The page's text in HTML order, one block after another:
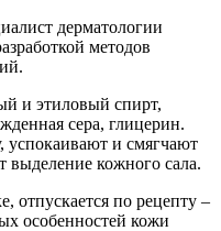
дерматологии
методов
и этиловый спирт,
сера, глицерин.
успокаивают и смягчают
кожного сала.
отпускается по рецепту –
особенностей кожи